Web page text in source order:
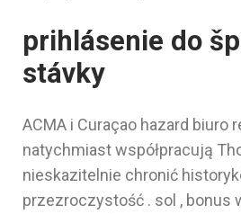
prihlásenie do
stávky
ACMA i Curaçao hazard biuro
natychmiast współpracują
nieskazitelnie chronić
przezroczystość . sol , bonus